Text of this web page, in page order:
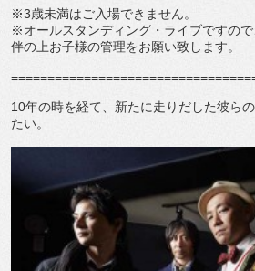
※3歳未満はご入場できません。
※オールスタンディング・ライブですの
伴の上お子様の管理をお願い致します。
10年の時を経て、新たに走りだした彼ら
たい。